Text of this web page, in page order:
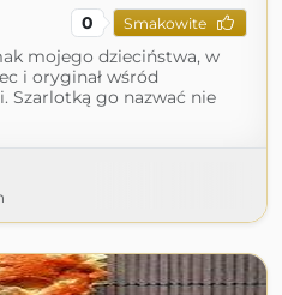
0 Smakowite
mojego dzieciństwa, w
i oryginał wśród
Szarlotką go nazwać nie